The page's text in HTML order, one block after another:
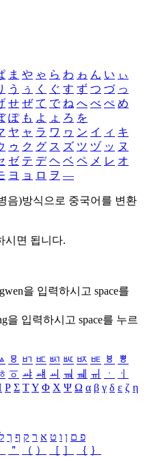
ま や ゃ ら わ ゎ ん い ぃ
う ぅ く ぐ す ず つ づ っ
せ ぜ て で ね へ べ ぺ め
ぽ も よ ょ ろ を
ヤ ャ ラ ワ ヮ ン イ ィ キ
ゥ ク グ ス ズ ツ ヅ ッ ヌ
ゼ テ デ ヘ ベ ペ メ レ オ
ヨ ョ ロ ヲ ―
음)방식으로 중국어를 변환
시면 됩니다.
을 입력하시고 space를
을 입력하시고 space를 누르
ㅱ ㅲ ㅳ ㅴ ㅵ ㅶ ㅷ ㅸ
ㅹ
ㆆ ㆇ ㆈ ㆉ ㆊ ㆋ ㆌ ㆍ
ㆎ
Ρ Σ ΤΥ Φ Χ Ψ Ω α β γ δ ε ζ η
פ ם ן ו ט א ר ק ף ך ל
＂ （ ） ［ ］ ｛ ｝